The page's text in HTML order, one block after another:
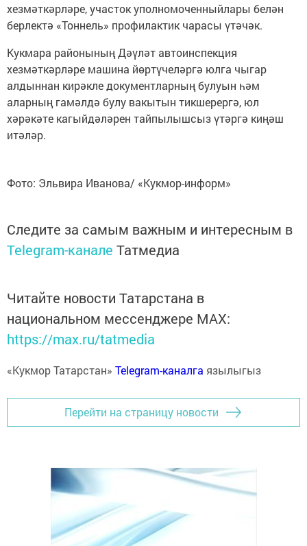
хезмәткәрләре, участок уполномоченныйлары белән
берлектә «Тоннель» профилактик чарасы үтәчәк.
Кукмара районының Дәүләт автоинспекция
хезмәткәрләре машина йөртүчеләргә юлга чыгар
алдыннан кирәкле документларның булуын һәм
аларның гамәлдә булу вакытын тикшерергә, юл
хәрәкәте кагыйдәләрен тайпылышсыз үтәргә киңәш
итәләр.
Фото: Эльвира Иванова/ «Кукмор-информ»
Следите за самым важным и интересным в
Telegram-канале Татмедиа
Читайте новости Татарстана в
национальном мессенджере MАХ:
https://max.ru/tatmedia
«Кукмор Татарстан» Telegram-каналга язылыгыз
Перейти на страницу новости